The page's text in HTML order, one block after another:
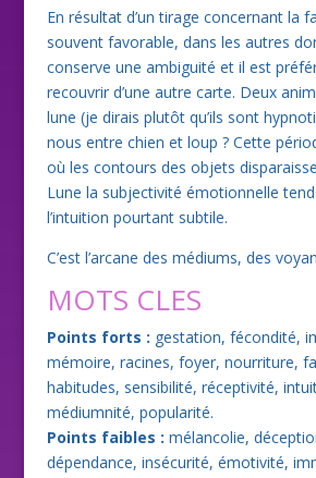
En résultat d’un tirage concernant la
souvent favorable, dans les autres
conserve une ambiguité et il est
recouvrir d’une autre carte. Deux
lune (je dirais plutôt qu’ils sont
nous entre chien et loup ? Cette
où les contours des objets
Lune la subjectivité émotionnelle
l’intuition pourtant subtile.
C’est l’arcane des médiums, des
MOTS CLES
Points forts : gestation, fécondité,
mémoire, racines, foyer, nourriture,
habitudes, sensibilité, réceptivité,
médiumnité, popularité.
Points faibles : mélancolie,
dépendance, insécurité, émotivité,